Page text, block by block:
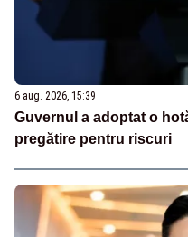
6 aug. 2026, 15:39
Guvernul a adoptat o
pregătire pentru riscuri